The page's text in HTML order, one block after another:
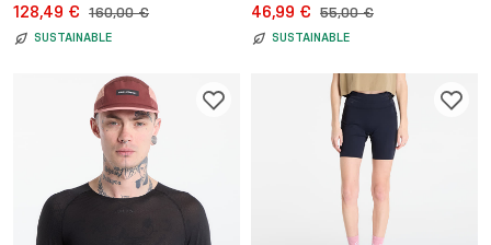
128,49 € 160,00 €
SUSTAINABLE
Athletics
46,99 € 55,00 €
SUSTAINABLE